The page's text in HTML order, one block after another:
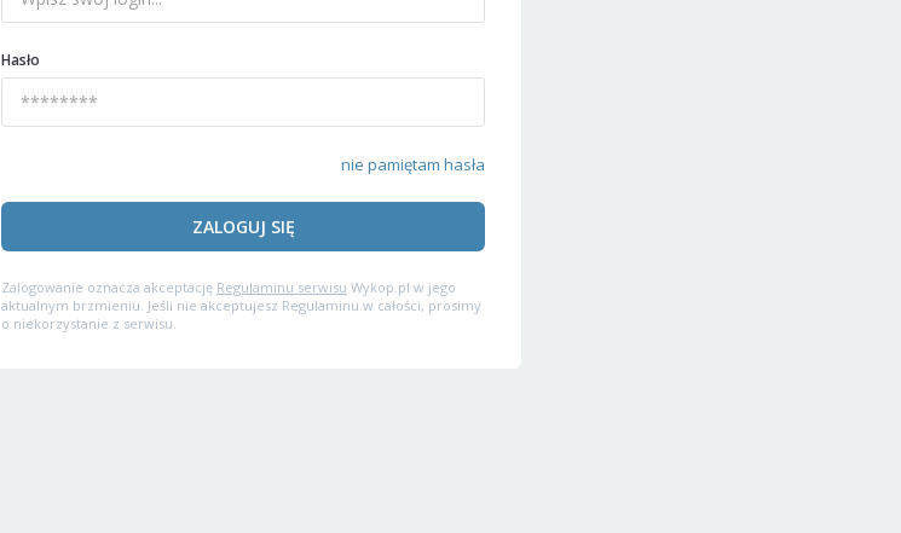
Hasło
nie pamiętam hasła
ZALOGUJ SIĘ
Zalogowanie oznacza akceptację Regulaminu serwisu Wykop.pl w jego
aktualnym brzmieniu. Jeśli nie akceptujesz Regulaminu w całości, prosimy
o niekorzystanie z serwisu.